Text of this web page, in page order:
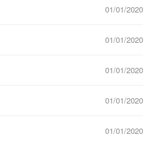
01/01/2020
01/01/2020
01/01/2020
01/01/2020
01/01/2020